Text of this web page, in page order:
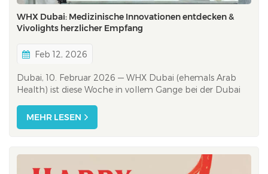
WHX Dubai: Medizinische Innovationen entdecken &
Vivolights herzlicher Empfang
Feb 12, 2026
Dubai, 10. Februar 2026 — WHX Dubai (ehemals Arab
Health) ist diese Woche in vollem Gange bei der Dubai
Innovatoren, Kliniker und Industriepartner aus der Region
und darüber hinaus zusammen. Die Ausstellungsfläche
MEHR LESEN